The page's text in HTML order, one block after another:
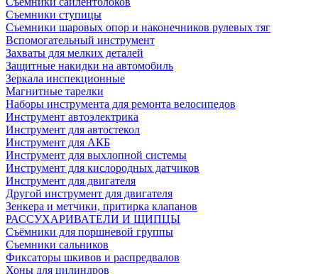
Съемники ступицы
Съемники шаровых опор и наконечников рулевых тяг
Вспомогательный инструмент
Захваты для мелких деталей
Защитные накидки на автомобиль
Зеркала инспекционные
Магнитные тарелки
Наборы инструмента для ремонта велосипедов
Инструмент автоэлектрика
Инструмент для автостекол
Инструмент для АКБ
Инструмент для выхлопной системы
Инструмент для кислородных датчиков
Инструмент для двигателя
Другой инструмент для двигателя
Зенкера и метчики, притирка клапанов
РАССУХАРИВАТЕЛИ И ЩИПЦЫ
Съёмники для поршневой группы
Съемники сальников
Фиксаторы шкивов и распредвалов
Хоны для цилиндров